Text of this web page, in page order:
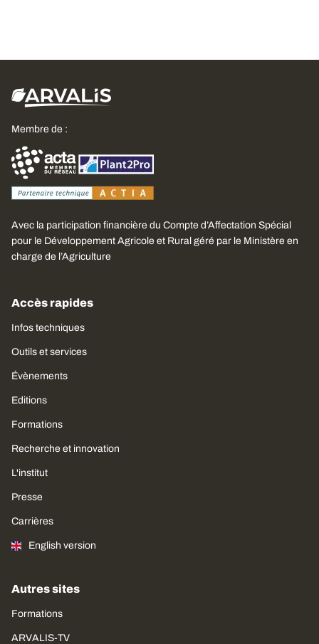
Membre de :
Avec la participation financière du Compte d’Affectation Spécial
pour le Développement Agricole et Rural géré par le Ministère en
charge de l’Agriculture
Accès rapides
Infos techniques
Outils et services
Évènements
Editions
Formations
Recherche et innovation
L'institut
Presse
Carrières
English version
Autres sites
Formations
ARVALIS-TV